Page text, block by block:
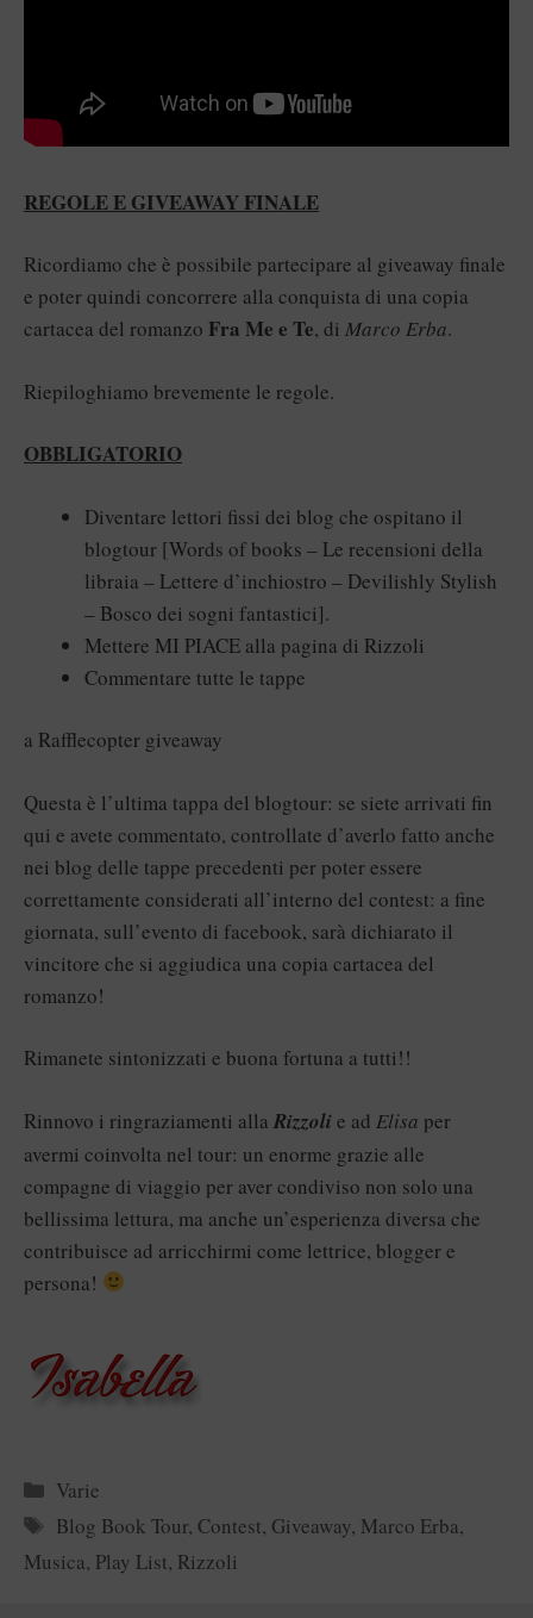
REGOLE E GIVEAWAY FINALE
Ricordiamo che è possibile partecipare al giveaway finale
e poter quindi concorrere alla conquista di una copia
cartacea del romanzo Fra Me e Te, di Marco Erba.
Riepiloghiamo brevemente le regole.
OBBLIGATORIO
Diventare lettori fissi dei blog che ospitano il
blogtour [Words of books – Le recensioni della
libraia – Lettere d’inchiostro – Devilishly Stylish
– Bosco dei sogni fantastici].
Mettere MI PIACE alla pagina di Rizzoli
Commentare tutte le tappe
a Rafflecopter giveaway
Questa è l’ultima tappa del blogtour: se siete arrivati fin
qui e avete commentato, controllate d’averlo fatto anche
nei blog delle tappe precedenti per poter essere
correttamente considerati all’interno del contest: a fine
giornata, sull’evento di facebook, sarà dichiarato il
vincitore che si aggiudica una copia cartacea del
romanzo!
Rimanete sintonizzati e buona fortuna a tutti!!
Rinnovo i ringraziamenti alla Rizzoli e ad Elisa per
avermi coinvolta nel tour: un enorme grazie alle
compagne di viaggio per aver condiviso non solo una
bellissima lettura, ma anche un’esperienza diversa che
contribuisce ad arricchirmi come lettrice, blogger e
persona!
Categorie
Varie
Tag
Blog Book Tour,Contest, Giveaway, Marco Erba,
Musica, Play List, Rizzoli